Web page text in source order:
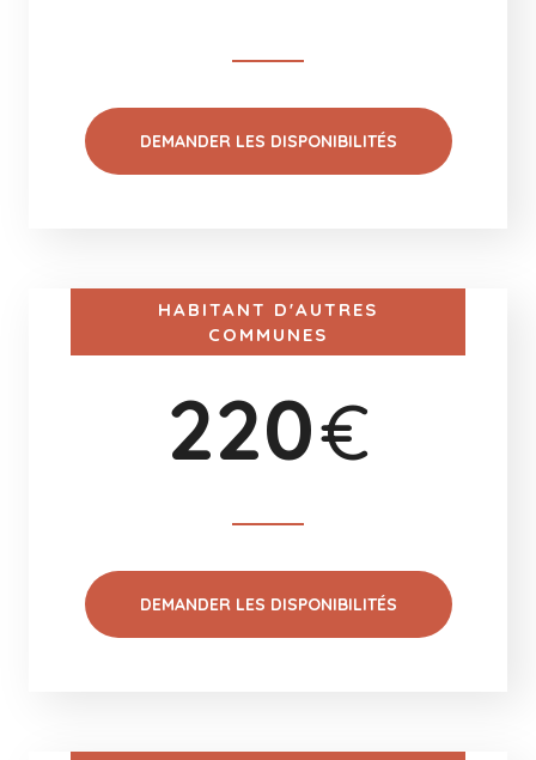
DEMANDER LES DISPONIBILITÉS
HABITANT D'AUTRES
COMMUNES
220€
DEMANDER LES DISPONIBILITÉS